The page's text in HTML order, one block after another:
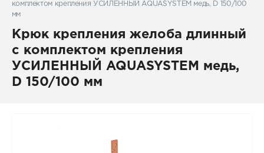
комплектом крепления УСИЛЕННЫЙ AQUASYSTEM медь, D 150/100
мм
Крюк крепления желоба длинный
с комплектом крепления
УСИЛЕННЫЙ AQUASYSTEM медь,
D 150/100 мм